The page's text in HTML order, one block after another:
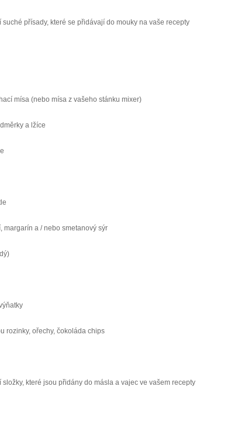
suché přísady, které se přidávají do mouky na vaše recepty
mísa (nebo mísa z vašeho stánku mixer)
a lžíce
margarín a / nebo smetanový sýr
rozinky, ořechy, čokoláda chips
složky, které jsou přidány do másla a vajec ve vašem recepty